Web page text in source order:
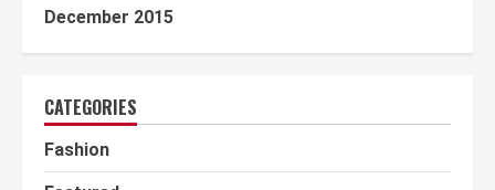
December 2015
CATEGORIES
Fashion